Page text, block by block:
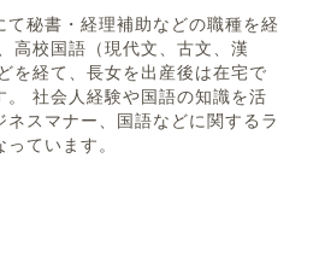
て秘書・経理補助などの職種を経
高校国語（現代文、古文、漢
を経て、長女を出産後は在宅で
。 社会人経験や国語の知識を活
ネスマナー、国語などに関するラ
ています。